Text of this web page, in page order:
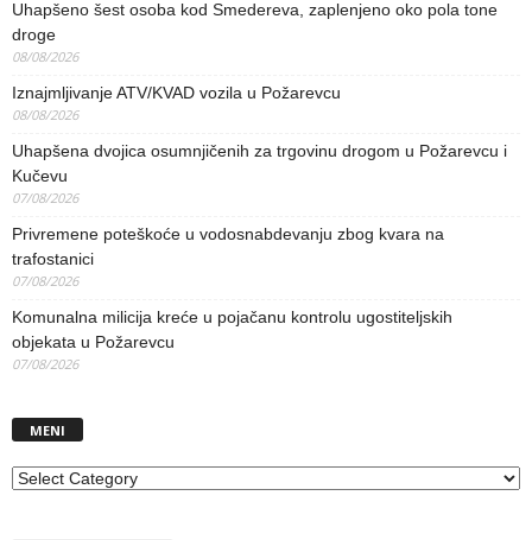
Uhapšeno šest osoba kod Smedereva, zaplenjeno oko pola tone
droge
08/08/2026
Iznajmljivanje ATV/KVAD vozila u Požarevcu
08/08/2026
Uhapšena dvojica osumnjičenih za trgovinu drogom u Požarevcu i
Kučevu
07/08/2026
Privremene poteškoće u vodosnabdevanju zbog kvara na
trafostanici
07/08/2026
Komunalna milicija kreće u pojačanu kontrolu ugostiteljskih
objekata u Požarevcu
07/08/2026
MENI
MENI